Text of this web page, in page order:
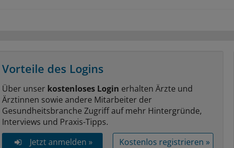
Vorteile des Logins
Über unser kostenloses Login erhalten Ärzte und
Ärztinnen sowie andere Mitarbeiter der
Gesundheitsbranche Zugriff auf mehr Hintergründe,
Interviews und Praxis-Tipps.
Jetzt anmelden »
Kostenlos registrieren »